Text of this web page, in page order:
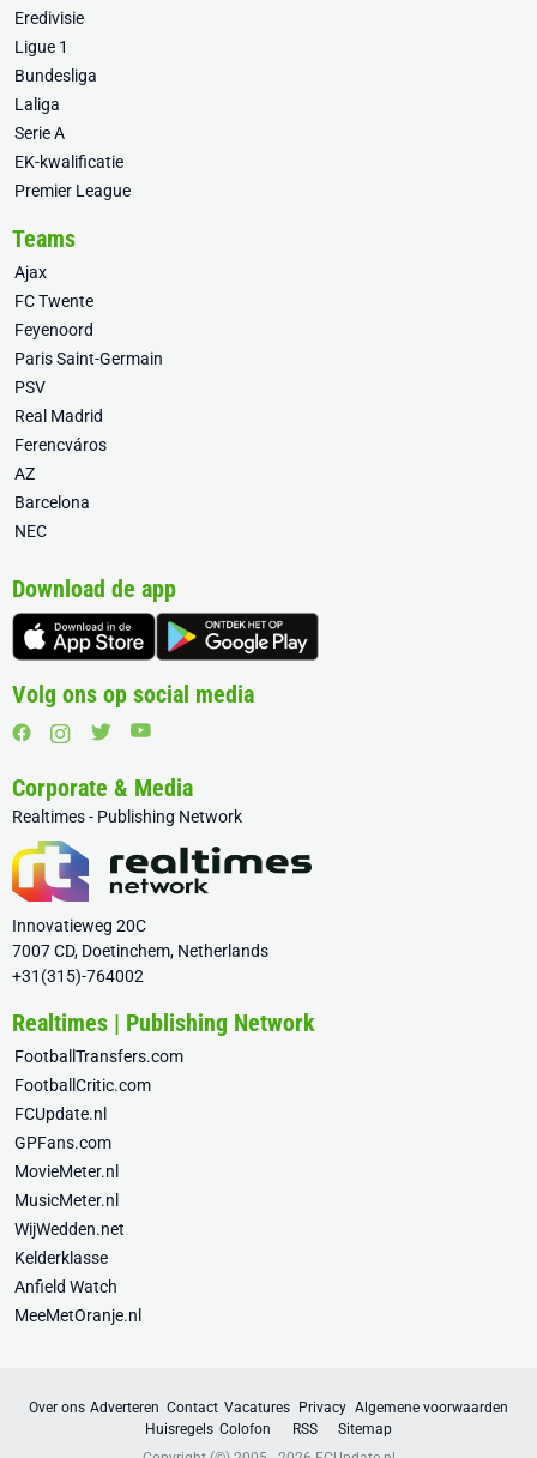
Eredivisie
Ligue 1
Bundesliga
Laliga
Serie A
EK-kwalificatie
Premier League
Teams
Ajax
FC Twente
Feyenoord
Paris Saint-Germain
PSV
Real Madrid
Ferencváros
AZ
Barcelona
NEC
Download de app
Volg ons op social media
Corporate & Media
Realtimes - Publishing Network
Innovatieweg 20C
7007 CD, Doetinchem, Netherlands
+31(315)-764002
Realtimes | Publishing Network
FootballTransfers.com
FootballCritic.com
FCUpdate.nl
GPFans.com
MovieMeter.nl
MusicMeter.nl
WijWedden.net
Kelderklasse
Anfield Watch
MeeMetOranje.nl
Over ons Adverteren Contact Vacatures Privacy Algemene voorwaarden
Huisregels Colofon RSS
Sitemap